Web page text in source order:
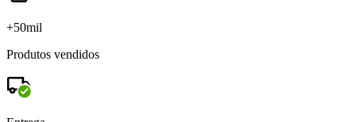
+50mil
Produtos vendidos